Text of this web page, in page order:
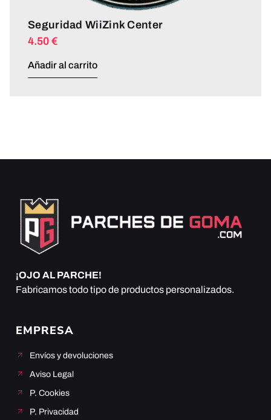
Seguridad WiiZink Center
4.50 €
Añadir al carrito
¡OJO AL PARCHE!
Fabricamos todo tipo de productos personalizados.
EMPRESA
Envíos y devoluciones
Aviso Legal
P. Cookies
P. Privacidad